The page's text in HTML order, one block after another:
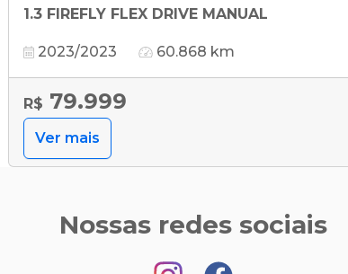
1.3 FIREFLY FLEX DRIVE MANUAL
2023/2023 60.868 km
R$ 79.999
Ver mais
Nossas redes sociais